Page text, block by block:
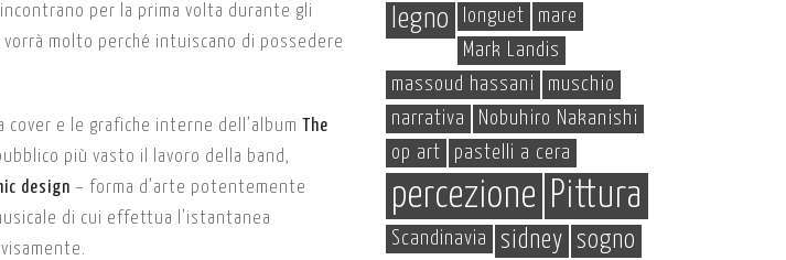
per la prima volta durante gli
molto perché intuiscano di possedere
e le grafiche interne dell’album The
più vasto il lavoro della band,
design – forma d’arte potentemente
di cui effettua l’istantanea
legno longuet
mare
Mark Landis
massoud hassani
muschio
narrativa
Nobuhiro Nakanishi
op art
pastelli a cera
percezione Pittura
Scandinavia sidney sogno